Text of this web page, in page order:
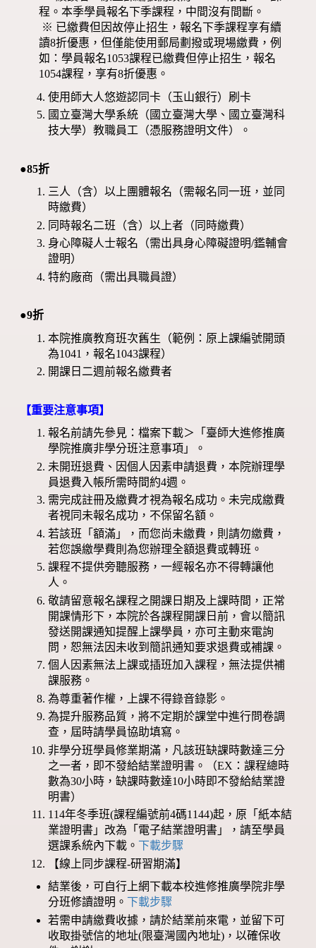
程。本季學員報名下季課程，中間沒有間斷。
※ 已繳費但因故停止招生，報名下季課程享有續
讀8折優惠，但僅能使用郵局劃撥或現場繳費，例
如：學員報名1053課程已繳費但停止招生，報名
1054課程，享有8折優惠。
使用師大人悠遊認同卡（玉山銀行）刷卡
國立臺灣大學系統（國立臺灣大學、國立臺灣科
技大學）教職員工（憑服務證明文件）。
●85折
三人（含）以上團體報名（需報名同一班，並同
時繳費）
同時報名二班（含）以上者（同時繳費）
身心障礙人士報名（需出具身心障礙證明/鑑輔會
證明）
特約廠商（需出具職員證）
●9折
本院推廣教育班次舊生（範例：原上課編號開頭
為1041，報名1043課程）
開課日二週前報名繳費者
【重要注意事項】
報名前請先參見：檔案下載＞「臺師大進修推廣
學院推廣非學分班注意事項」。
未開班退費、因個人因素申請退費，本院辦理學
員退費入帳所需時間約4週。
需完成註冊及繳費才視為報名成功。未完成繳費
者視同未報名成功，不保留名額。
若該班「額滿」，而您尚未繳費，則請勿繳費，
若您誤繳學費則為您辦理全額退費或轉班。
課程不提供旁聽服務，一經報名亦不得轉讓他
人。
敬請留意報名課程之開課日期及上課時間，正常
開課情形下，本院於各課程開課日前，會以簡訊
發送開課通知提醒上課學員，亦可主動來電詢
問，恕無法因未收到簡訊通知要求退費或補課。
個人因素無法上課或插班加入課程，無法提供補
課服務。
為尊重著作權，上課不得錄音錄影。
為提升服務品質，將不定期於課堂中進行問卷調
查，屆時請學員協助填寫。
非學分班學員修業期滿，凡該班缺課時數達三分
之一者，即不發給結業證明書。（EX：課程總時
數為30小時，缺課時數達10小時即不發給結業證
明書）
114年冬季班(課程編號前4碼1144)起，原「紙本結
業證明書」改為「電子結業證明書」，請至學員
選課系統內下載。 下載步驟
【線上同步課程-研習期滿】
結業後，可自行上網下載本校進修推廣學院非學
分班修讀證明。 下載步驟
若需申請繳費收據，請於結業前來電，並留下可
收取掛號信的地址(限臺灣國內地址)，以確保收